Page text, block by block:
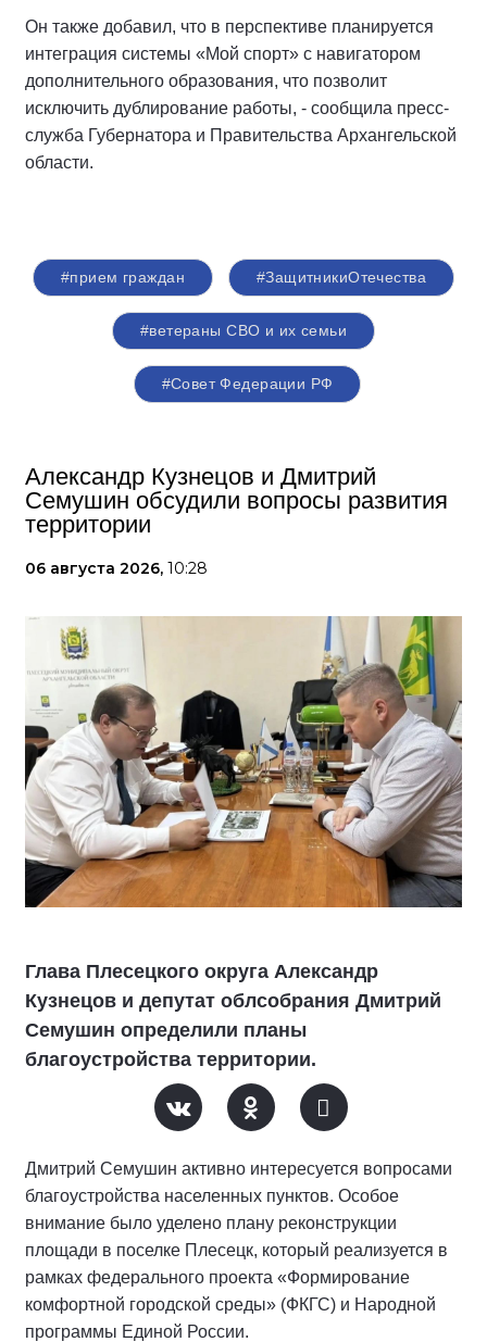
Он также добавил, что в перспективе планируется
интеграция системы «Мой спорт» с навигатором
дополнительного образования, что позволит
исключить дублирование работы, - сообщила пресс-
служба Губернатора и Правительства Архангельской
области.
#прием граждан #ЗащитникиОтечества
#ветераны СВО и их семьи
#Совет Федерации РФ
Александр Кузнецов и Дмитрий
Семушин обсудили вопросы развития
территории
06 августа 2026, 10:28
Глава Плесецкого округа Александр
Кузнецов и депутат облсобрания Дмитрий
Семушин определили планы
благоустройства территории.
Дмитрий Семушин активно интересуется вопросами
благоустройства населенных пунктов. Особое
внимание было уделено плану реконструкции
площади в поселке Плесецк, который реализуется в
рамках федерального проекта «Формирование
комфортной городской среды» (ФКГС) и Народной
программы Единой России.